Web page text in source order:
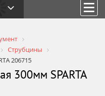
Струбцины
206715
300мм SPARTA